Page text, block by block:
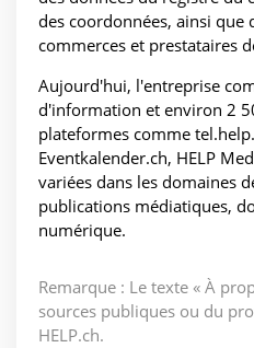
des coordonnées, ainsi que
commerces et prestataires
Aujourd'hui, l'entreprise
d'information et environ 2
plateformes comme
Eventkalender.ch, HELP
variées dans les domaines
publications médiatiques,
numérique.
Remarque : Le texte « À
sources publiques ou du
HELP.ch.